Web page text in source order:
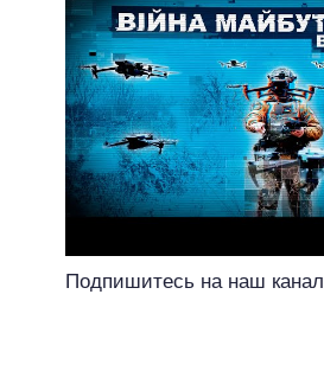
Подпишитесь на наш канал